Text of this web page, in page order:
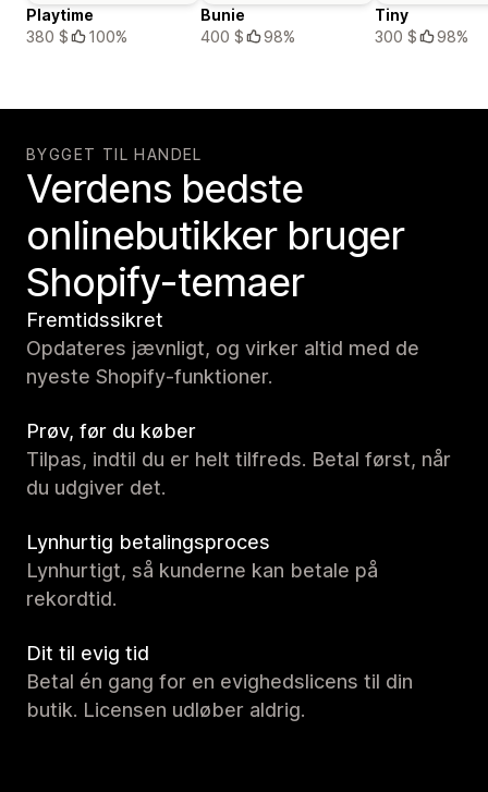
Playtime
380 $
100%
Bunie
400 $
98%
Tiny
300 $
98%
BYGGET TIL HANDEL
Verdens bedste
onlinebutikker bruger
Shopify-temaer
Fremtidssikret
Opdateres jævnligt, og virker altid med de
nyeste Shopify-funktioner.
Prøv, før du køber
Tilpas, indtil du er helt tilfreds. Betal først, når
du udgiver det.
Lynhurtig betalingsproces
Lynhurtigt, så kunderne kan betale på
rekordtid.
Dit til evig tid
Betal én gang for en evighedslicens til din
butik. Licensen udløber aldrig.